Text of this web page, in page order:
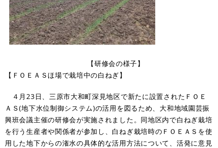
【研修会の様子】
【ＦＯＥＡＳほ場で栽培中の白ねぎ】
４月23日、三原市大和町深見地区で新たに設置されたＦＯＥ
ＡＳ(地下水位制御システム)の活用を図るため、大和地域園芸振
興班会議主催の研修会が実施されました。同地区内で白ねぎ栽培
を行う生産者や関係者が参加し、白ねぎ栽培時のＦＯＥＡＳを使
用した地下からの潅水の具体的な活用方法について、活発に意見